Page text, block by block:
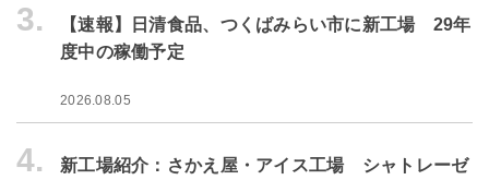
3.
【速報】日清食品、つくばみらい市に新工場 29年
度中の稼働予定
2026.08.05
4.
新工場紹介：さかえ屋・アイス工場 シャトレーゼ